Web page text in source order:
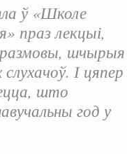
ў «Школе
праз лекцыі,
шчырыя
І цяпер
што
год у